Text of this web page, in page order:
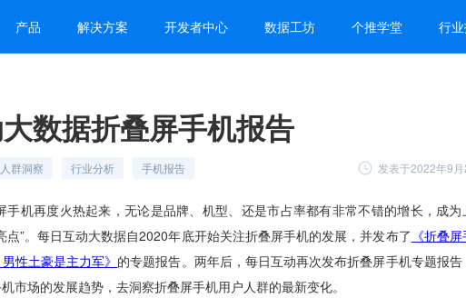
产品 解决方案 开发者中心 数据工坊 个推学堂 行
数据折叠屏手机报告
人群洞察 行业分析 手机报告 发表于2022年9月